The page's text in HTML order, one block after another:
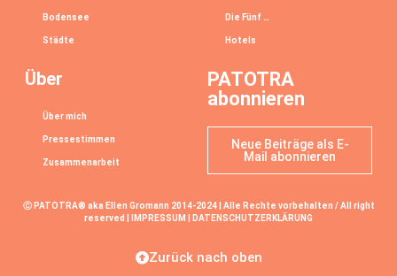
Bodensee
Städte
Die Fünf …
Hotels
Über
Über mich
Pressestimmen
Zusammenarbeit
PATOTRA
abonnieren
Neue Beiträge als E-
Mail abonnieren
Ⓒ PATOTRA® aka Ellen Gromann 2014-2024 | Alle Rechte vorbehalten / All right
reserved |
IMPRESSUM DATENSCHUTZERKLÄRUNG
Zurück nach oben